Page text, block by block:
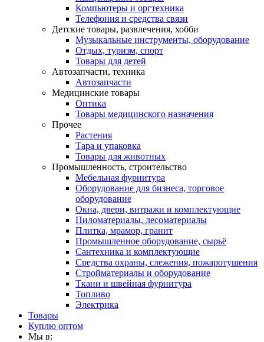
Компьютеры и оргтехника
Телефония и средства связи
Детские товары, развлечения, хобби
Музыкальные инструменты, оборудование
Отдых, туризм, спорт
Товары для детей
Автозапчасти, техника
Автозапчасти
Медицинские товары
Оптика
Товары медицинского назначения
Прочее
Растения
Тара и упаковка
Товары для животных
Промышленность, строительство
Мебельная фурнитура
Оборудование для бизнеса, торговое
оборудование
Окна, двери, витражи и комплектующие
Пиломатериалы, лесоматериалы
Плитка, мрамор, гранит
Промышленное оборудование, сырьё
Сантехника и комплектующие
Средства охраны, слежения, пожаротушения
Стройматериалы и оборудование
Ткани и швейная фурнитура
Топливо
Электрика
Товары
Куплю оптом
Мы в: